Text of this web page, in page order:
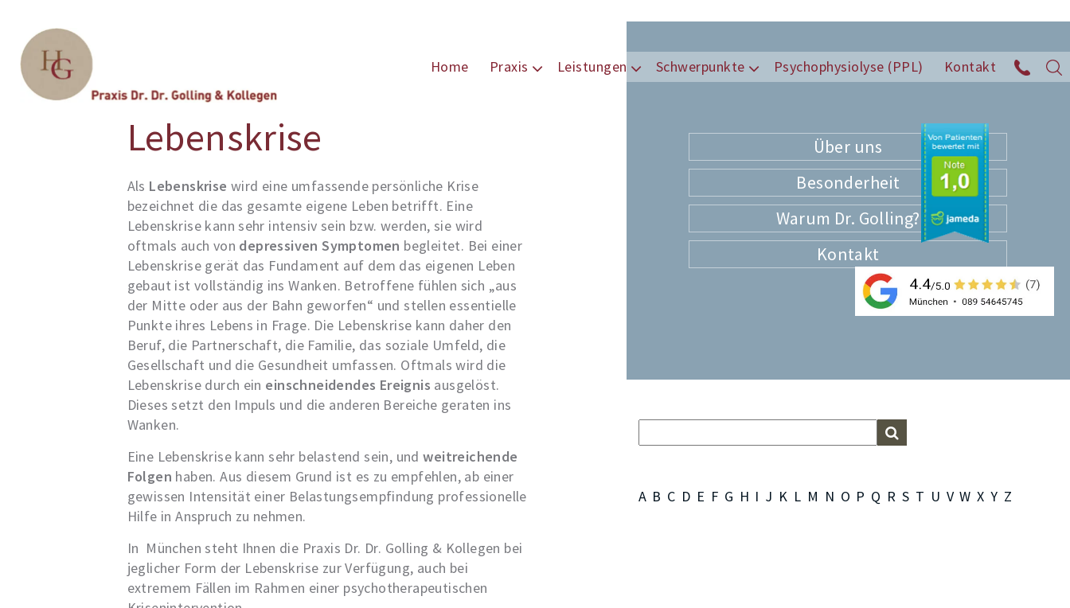
Home Praxis Leistungen Schwerpunkte Psychophysiolyse (PPL) Kontakt
Lebenskrise
Als Lebenskrise wird eine umfassende persönliche Krise
bezeichnet die das gesamte eigene Leben betrifft. Eine
Lebenskrise kann sehr intensiv sein bzw. werden, sie wird
oftmals auch von depressiven Symptomen begleitet. Bei einer
Lebenskrise gerät das Fundament auf dem das eigenen Leben
gebaut ist vollständig ins Wanken. Betroffene fühlen sich „aus
der Mitte oder aus der Bahn geworfen“ und stellen essentielle
Punkte ihres Lebens in Frage. Die Lebenskrise kann daher den
Beruf, die Partnerschaft, die Familie, das soziale Umfeld, die
Gesellschaft und die Gesundheit umfassen. Oftmals wird die
Lebenskrise durch ein einschneidendes Ereignis ausgelöst.
Dieses setzt den Impuls und die anderen Bereiche geraten ins
Wanken.
Eine Lebenskrise kann sehr belastend sein, undweitreichende
Folgen haben. Aus diesem Grund ist es zu empfehlen, ab einer
gewissen Intensität einer Belastungsempfindung professionelle
Hilfe in Anspruch zu nehmen.
In München steht Ihnen die Praxis Dr. Dr. Golling & Kollegen bei
jeglicher Form der Lebenskrise zur Verfügung, auch bei
extremem Fällen im Rahmen einer psychotherapeutischen
Über uns
Besonderheit
Warum Dr. Golling?
Kontakt
A B C D E F G H I J K L M N O P Q R S T U V W X Y Z